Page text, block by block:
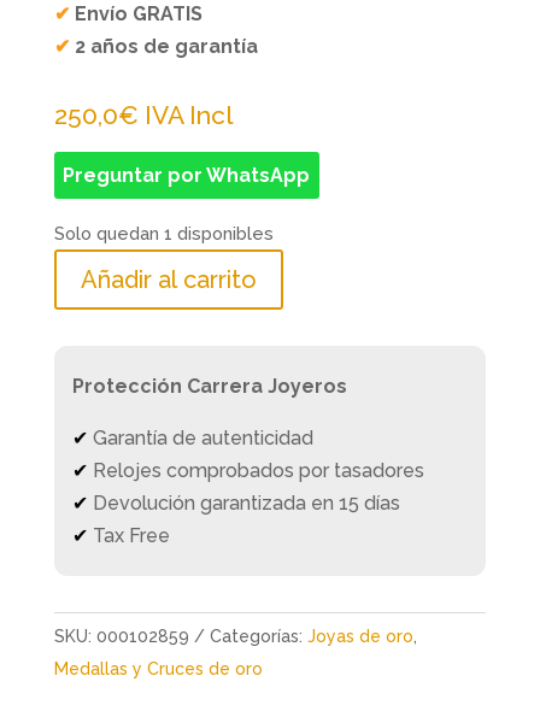
✔ Envío GRATIS
✔ 2 años de garantía
250,0€ IVA Incl
Preguntar por WhatsApp
Solo quedan 1 disponibles
Añadir al carrito
Protección Carrera Joyeros
✔ Garantía de autenticidad
✔ Relojes comprobados por tasadores
✔ Devolución garantizada en 15 días
✔ Tax Free
SKU: 000102859 Categorías: Joyas de oro
Medallas y Cruces de oro